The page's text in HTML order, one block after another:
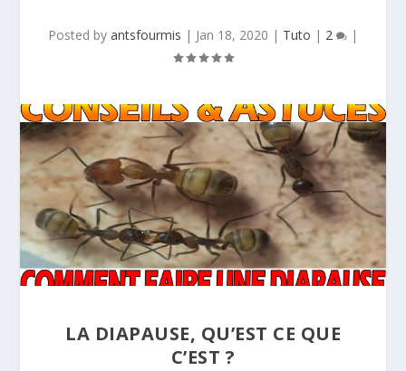
Posted by antsfourmis | Jan 18, 2020 | Tuto | 2 |
LA DIAPAUSE, QU’EST CE QUE
C’EST ?